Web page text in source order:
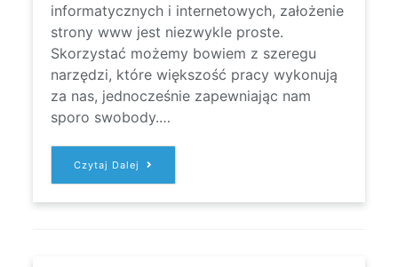
informatycznych i internetowych, założenie
strony www jest niezwykle proste.
Skorzystać możemy bowiem z szeregu
narzędzi, które większość pracy wykonują
za nas, jednocześnie zapewniając nam
sporo swobody.…
Czytaj Dalej
POTRZEBUJĘ
STRONY
INTERNETOWEJ